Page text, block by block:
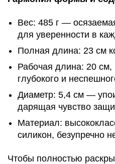
Вес: 485 г —
для уверенности в
Полная длина: 23 см
Рабочая длина: 20
глубокого и
Диаметр: 5,4 см —
дарящая чувство
Материал:
силикон, безупречно
Чтобы полностью